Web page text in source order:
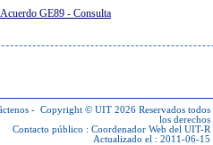
GE89 - Consulta
- Copyright © UIT 2026 Reservados todos
los derechos
Contacto público : Coordenador Web del UIT-R
Actualizado el : 2011-06-15